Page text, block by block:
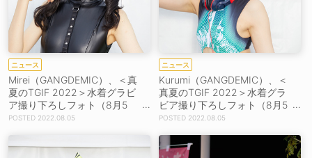
ニュース
Mirei（GANGDEMIC）、＜真
夏のTGIF 2022＞水着グラビ
ア撮り下ろしフォト（8月5
日）
2022.08.05
ニュース
Kurumi（GANGDEMIC）、＜
真夏のTGIF 2022＞水着グラ
ビア撮り下ろしフォト（8月5
日）
2022.08.05